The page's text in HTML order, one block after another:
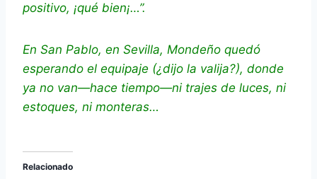
positivo, ¡qué bien¡…”.
En San Pablo, en Sevilla, Mondeño quedó
esperando el equipaje (¿dijo la valija?), donde
ya no van—hace tiempo—ni trajes de luces, ni
estoques, ni monteras…
Relacionado